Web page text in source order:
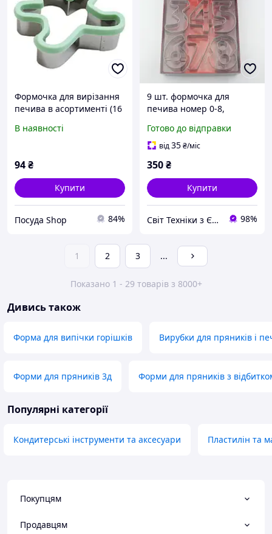
Формочка для вирізання
печива в асортименті (16
В наявності
94₴
Купити
Посуда Shop 84%
9 шт. формочка для
печива номер 0-8,
Готово до відправки
від35₴/міс
350₴
Купити
Свiт Технiки з Європи 98%
1 2 3 ...
Показано 1 - 29 товарів з 8000+
Дивись також
Форма для випічки горішків Вирубки для пряників і
Форми для пряників 3д Форми для пряників з
Популярні категорії
Кондитерські інструменти та аксесуари Пластилін та
Покупцям
Продавцям